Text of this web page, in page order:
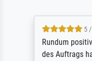
5
Rundum
des Auftrags